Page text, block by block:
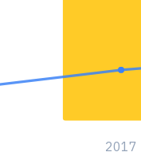
2017